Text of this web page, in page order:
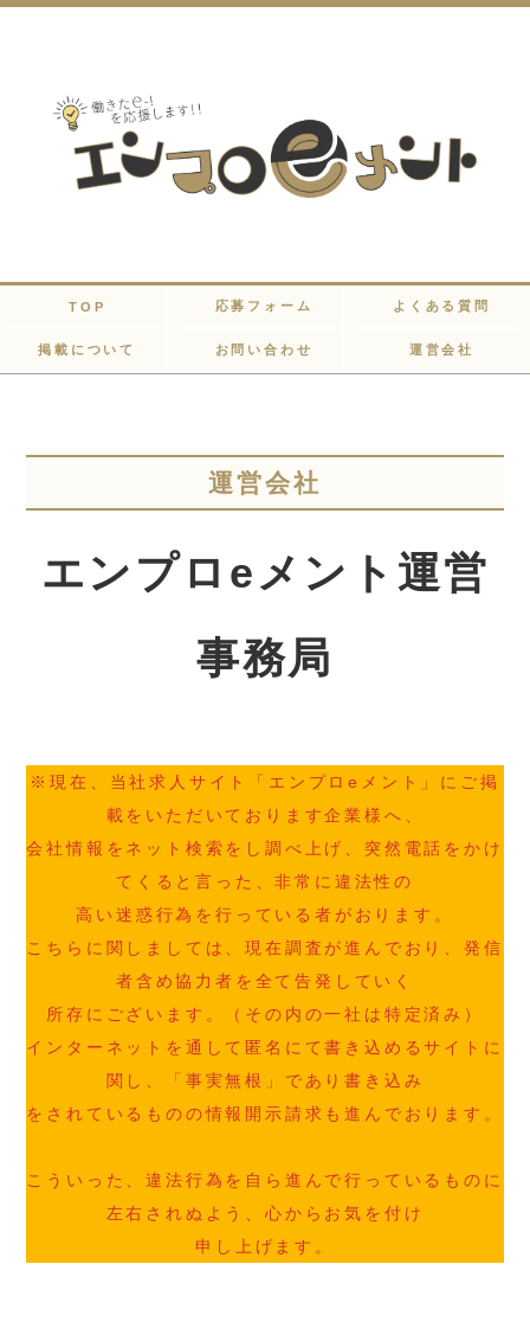
TOP 応募フォーム よくある質問
掲載について お問い合わせ 運営会社
運営会社
エンプロeメント運営
事務局
※現在、当社求人サイト「エンプロeメント」にご掲
載をいただいております企業様へ、
会社情報をネット検索をし調べ上げ、突然電話をかけ
てくると言った、非常に違法性の
高い迷惑行為を行っている者がおります。
こちらに関しましては、現在調査が進んでおり、発信
者含め協力者を全て告発していく
所存にございます。（その内の一社は特定済み）
インターネットを通して匿名にて書き込めるサイトに
関し、「事実無根」であり書き込み
をされているものの情報開示請求も進んでおります。
こういった、違法行為を自ら進んで行っているものに
左右されぬよう、心からお気を付け
申し上げます。